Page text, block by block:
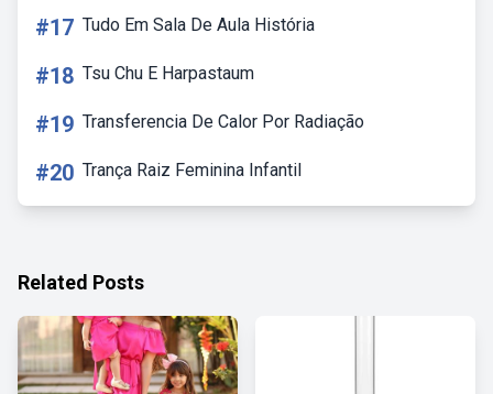
#17 Tudo Em Sala De Aula História
#18 Tsu Chu E Harpastaum
#19 Transferencia De Calor Por Radiação
#20 Trança Raiz Feminina Infantil
Related Posts